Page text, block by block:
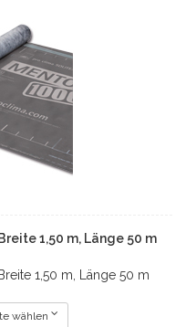
1,50 m, Länge 50 m
1,50 m, Länge 50 m
wählen